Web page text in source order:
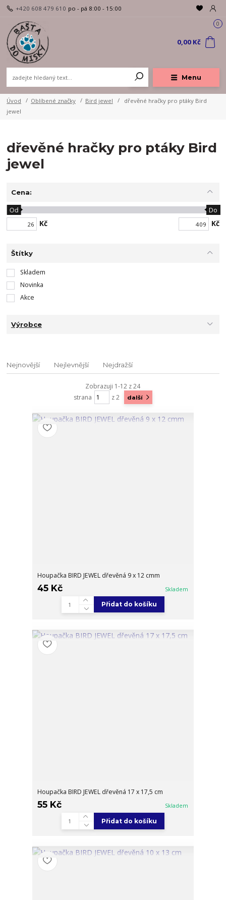
Menu
+420 608 479 610 po - pá 8:00 - 15:00
0
0,00 Kč
Úvod Oblíbené značky Bird jewel
dřevěné hračky pro ptáky Bird
jewel
dřevěné hračky pro ptáky Bird
jewel
Cena:
Kč
Od Do
Kč
Štítky
Skladem
Novinka
Akce
Výrobce
Nejnovější Nejlevnější Nejdražší
Zobrazuji 1-12 z 24
strana
z 2 další
Houpačka BIRD JEWEL dřevěná 9 x 12 cmm
45 Kč Skladem
Přidat do košíku
Houpačka BIRD JEWEL dřevěná 17 x 17,5 cm
55 Kč Skladem
Přidat do košíku